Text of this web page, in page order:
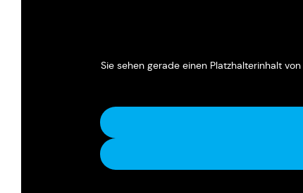
Sie sehen gerade einen Platz­hal­ter­in­halt von